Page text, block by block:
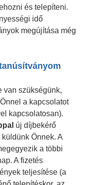
és telepíteni.
idő
megújítása még
van szükségünk,
a kapcsolatot
kapcsolatosan).
új díjbekérő
Önnek. A
a többi
A fizetés
teljesítése (a